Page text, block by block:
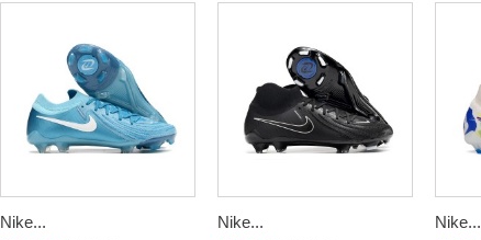
Nike... Nike... Nike...